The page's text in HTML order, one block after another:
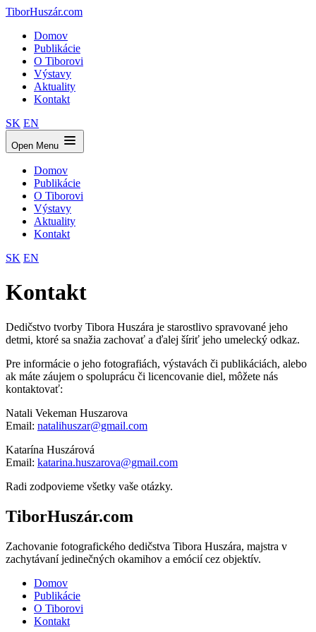
TiborHuszár.com
Domov
Publikácie
O Tiborovi
Výstavy
Aktuality
Kontakt
SK EN
Open Menu
Domov
Publikácie
O Tiborovi
Výstavy
Aktuality
Kontakt
SK EN
Kontakt
Dedičstvo tvorby Tibora Huszára je starostlivo spravované jeho
detmi, ktoré sa snažia zachovať a ďalej šíriť jeho umelecký odkaz.
Pre informácie o jeho fotografiách, výstavách či publikáciách, alebo
ak máte záujem o spoluprácu či licencovanie diel, môžete nás
kontaktovať:
Natali Vekeman Huszarova
Email: natalihuszar@gmail.com
Katarína Huszárová
Email: katarina.huszarova@gmail.com
Radi zodpovieme všetky vaše otázky.
TiborHuszár.com
Zachovanie fotografického dedičstva Tibora Huszára, majstra v
zachytávaní jedinečných okamihov a emócií cez objektív.
Domov
Publikácie
O Tiborovi
Kontakt